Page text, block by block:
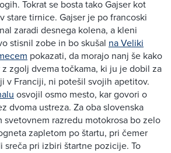
Tokrat se bosta tako Gajser kot
stare tirnice. Gajser je po francoski
zaradi desnega kolena, a kleni
stisnil zobe in bo skušal na Veliki
pokazati, da morajo nanj še kako
z zgolj dvema točkama, ki ju je dobil za
v Franciji, ni potešil svojih apetitov.
osvojil osmo mesto, kar govori o
dvoma ustreza. Za oba slovenska
razredu motokrosa bo zelo
zapletom po štartu, pri čemer
pri izbiri štartne pozicije. To